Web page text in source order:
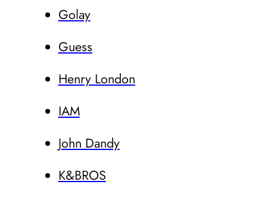
Golay
Guess
Henry London
IAM
John Dandy
K&BROS